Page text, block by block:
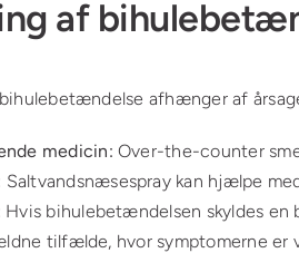
af
afhænger af
medicin: Over-the-counter
Saltvandsnæsespray kan hjælpe
Hvis bihulebetændelsen skyldes
tilfælde, hvor symptomerne er